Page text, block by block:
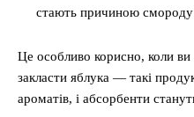
стають причиною смороду
Це особливо корисно, коли ви
закласти яблука — такі
ароматів, і абсорбенти